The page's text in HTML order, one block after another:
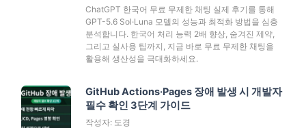
ChatGPT 한국어 무료 무제한 채팅 실제 후기를 통해
GPT-5.6 Sol·Luna 모델의 성능과 최적화 방법을 심층
분석합니다. 한국어 처리 능력 2배 향상, 숨겨진 제약,
그리고 실사용 팁까지, 지금 바로 무료 무제한 채팅을
활용해 생산성을 극대화하세요.
GitHub Actions·Pages 장애 발생 시 개발자
필수 확인 3단계 가이드
작성자: 도경